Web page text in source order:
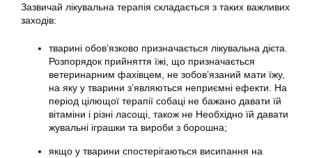
Зазвичай лікувальна терапія складається з таких важливих
заходів:
тварині обов’язково призначається лікувальна дієта.
Розпорядок прийняття їжі, що призначається
ветеринарним фахівцем, не зобов’язаний мати їжу,
на яку у тварини з’являються неприємні ефекти. На
період цілющої терапії собаці не бажано давати їй
вітаміни і різні ласощі, також не Необхідно їй давати
жувальні іграшки та вироби з борошна;
якщо у тварини спостерігаються висипання на